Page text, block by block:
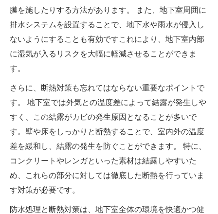
膜を施したりする方法があります。 また、地下室周囲に
排水システムを設置することで、地下水や雨水が侵入し
ないようにすることも有効ですこれにより、地下室内部
に湿気が入るリスクを大幅に軽減させることができま
す。
さらに、断熱対策も忘れてはならない重要なポイントで
す。 地下室では外気との温度差によって結露が発生しや
すく、この結露がカビの発生原因となることが多いで
す。壁や床をしっかりと断熱することで、室内外の温度
差を緩和し、結露の発生を防ぐことができます。 特に、
コンクリートやレンガといった素材は結露しやすいた
め、これらの部分に対しては徹底した断熱を行っていま
す対策が必要です。
防水処理と断熱対策は、地下室全体の環境を快適かつ健